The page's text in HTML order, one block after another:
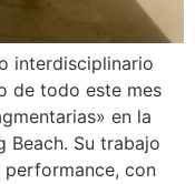
interdisciplinario
de todo este mes
en la
Beach. Su trabajo
con